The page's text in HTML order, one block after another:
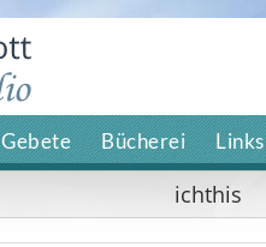
Gebete Bücherei Links
ichthis